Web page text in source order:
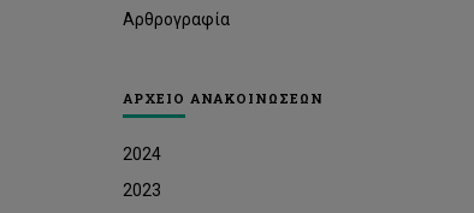
Αρθρογραφία
ΑΡΧΕΙΟ ΑΝΑΚΟΙΝΩΣΕΩΝ
2024
2023